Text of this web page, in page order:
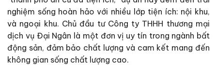
nghiệm sống hoàn hảo với nhiều lớp tiện ích: nội khu,
và ngoại khu. Chủ đầu tư Công ty THHH thương mại
dịch vụ Đại Ngân là một đơn vị uy tín trong ngành bất
động sản, đảm bảo chất lượng và cam kết mang đến
không gian sống chất lượng cao.